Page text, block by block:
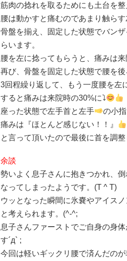
筋肉の捻れを取るためにも土台を
腰は動かすと痛むのであまり触らす
骨盤を揃え、固定した状態でバンザ
らいます。
腰を左に捻ってもらうと、痛みは
再び、骨盤を固定した状態で腰を
3回程繰り返して、もう一度腰を左
すると痛みは来院時の30%に⤵︎
座った状態で左手首と左手
の小
痛みは『ほとんど感じない！！』
と言って頂いたので最後に首を調
余談
勢いよく息子さんに抱きつかれ、
なってしまったようです。(T ^ T)
ウッとなった瞬間に氷嚢やアイス
と考えられます。(^-^;
息子さんファーストでご自身の身
す´д` ;
今回は軽いギックリ腰で済んだの